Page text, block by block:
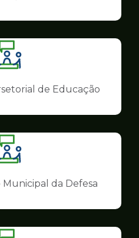
Conselhos
Ilustração
da
pagina
Conselhos
de Educação
Ilustração
da
pagina
Conselhos
Municipal da Defesa